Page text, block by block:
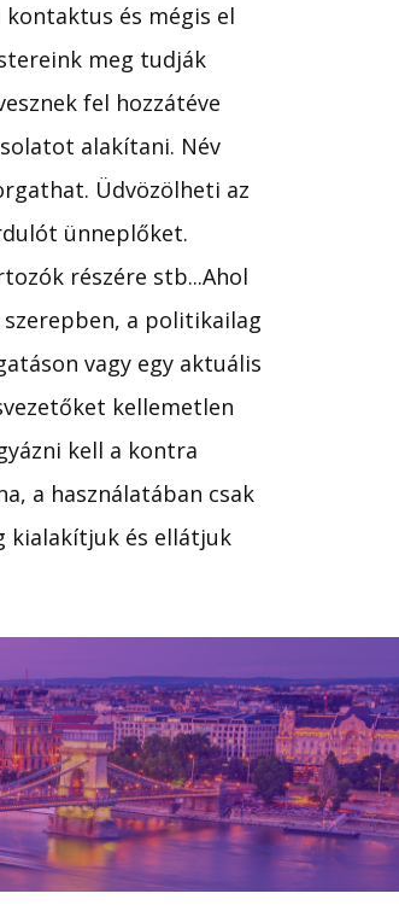
és mégis el
meg tudják
fel hozzátéve
alakítani. Név
Üdvözölheti az
ünneplőket.
részére stb...Ahol
a politikailag
vagy egy aktuális
kellemetlen
kell a kontra
a használatában csak
kialakítjuk és ellátjuk